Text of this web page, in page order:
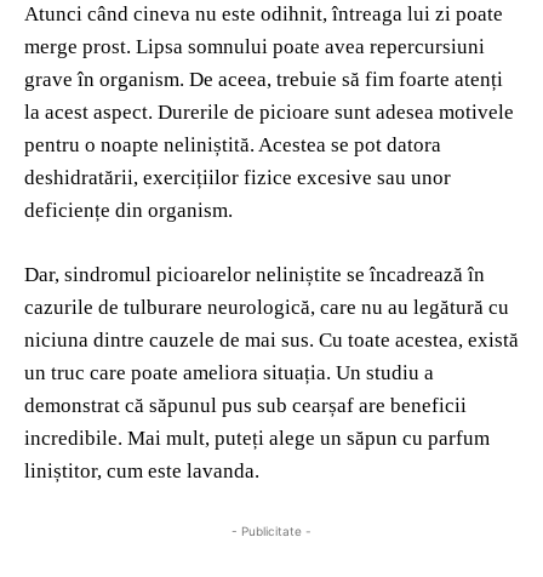
Atunci când cineva nu este odihnit, întreaga lui zi poate
merge prost. Lipsa somnului poate avea repercursiuni
grave în organism. De aceea, trebuie să fim foarte atenți
la acest aspect. Durerile de picioare sunt adesea motivele
pentru o noapte neliniștită. Acestea se pot datora
deshidratării, exercițiilor fizice excesive sau unor
deficiențe din organism.
Dar, sindromul picioarelor neliniștite se încadrează în
cazurile de tulburare neurologică, care nu au legătură cu
niciuna dintre cauzele de mai sus. Cu toate acestea, există
un truc care poate ameliora situația. Un studiu a
demonstrat că săpunul pus sub cearșaf are beneficii
incredibile. Mai mult, puteți alege un săpun cu parfum
liniștitor, cum este lavanda.
- Publicitate -